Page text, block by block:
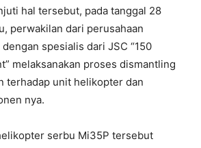
hal tersebut, pada tanggal 28
perwakilan dari perusahaan
spesialis dari JSC “150
melaksanakan proses dismantling
terhadap unit helikopter dan
nya.
serbu Mi35P tersebut